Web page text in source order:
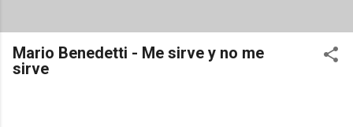
Mario Benedetti - Me sirve y no me
sirve